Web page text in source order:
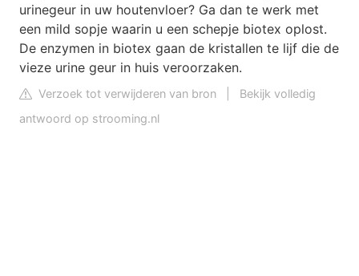
urinegeur in uw houtenvloer? Ga dan te werk met
een mild sopje waarin u een schepje biotex oplost.
De enzymen in biotex gaan de kristallen te lijf die de
vieze urine geur in huis veroorzaken.
Verzoek tot verwijderen van bron
Bekijk volledig
antwoord op strooming.nl